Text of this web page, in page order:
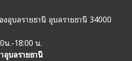
อุบลราชธานี อุบลราชธานี 34000
น.-18:00 น.
อุบลราชธานี